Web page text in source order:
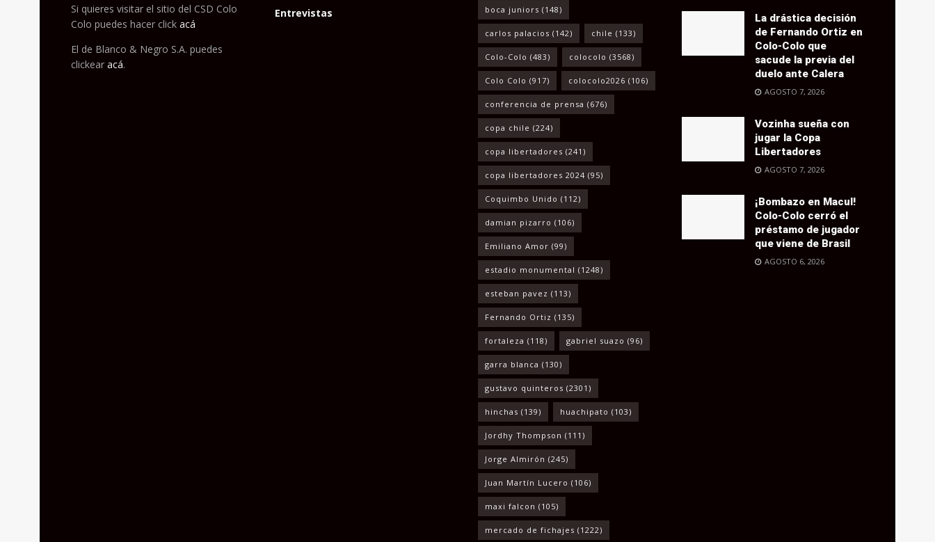
Si quieres visitar el sitio del CSD Colo
Colo puedes hacer click acá
El de Blanco & Negro S.A. puedes
clickear acá.
Entrevistas
boca juniors (148)
carlos palacios (142) chile (133)
Colo-Colo (483) colocolo (3568)
Colo Colo (917) colocolo2026 (106)
conferencia de prensa (676)
copa chile (224)
copa libertadores (241)
copa libertadores 2024 (95)
Coquimbo Unido (112)
damian pizarro (106)
Emiliano Amor (99)
estadio monumental (1248)
esteban pavez (113)
Fernando Ortiz (135)
fortaleza (118) gabriel suazo (96)
garra blanca (130)
gustavo quinteros (2301)
hinchas (139) huachipato (103)
Jordhy Thompson (111)
Jorge Almirón (245)
Juan Martín Lucero (106)
maxi falcon (105)
mercado de fichajes (1222)
La drástica decisión
de Fernando Ortiz en
Colo-Colo que
sacude la previa del
duelo ante Calera
AGOSTO 7, 2026
Vozinha sueña con
jugar la Copa
Libertadores
AGOSTO 7, 2026
¡Bombazo en Macul!
Colo-Colo cerró el
préstamo de jugador
que viene de Brasil
AGOSTO 6, 2026